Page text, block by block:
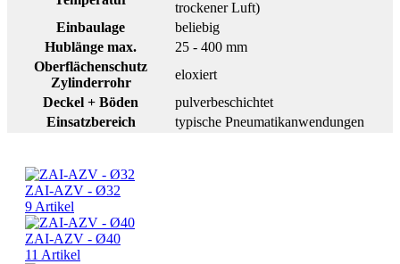
trockener Luft)
Einbaulage
beliebig
Hublänge max.
25 - 400 mm
Oberflächenschutz
Zylinderrohr
eloxiert
Deckel + Böden
pulverbeschichtet
Einsatzbereich
typische Pneumatikanwendungen
ZAI-AZV - Ø32
9 Artikel
ZAI-AZV - Ø40
11 Artikel